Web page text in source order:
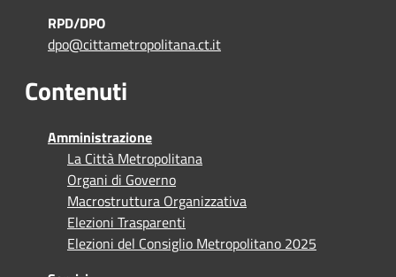
RPD/DPO
dpo@cittametropolitana.ct.it
Contenuti
Amministrazione
La Città Metropolitana
Organi di Governo
Macrostruttura Organizzativa
Elezioni Trasparenti
Elezioni del Consiglio Metropolitano 2025